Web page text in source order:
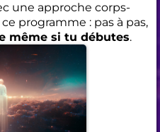
une approche corps-
programme : pas à pas,
même si tu débutes.